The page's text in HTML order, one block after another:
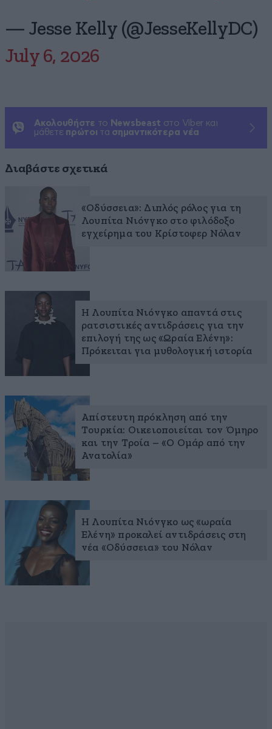
— Jesse Kelly (@JesseKellyDC)
July 6, 2026
Ακολουθήστε το Newsbeast στο Viber και
μάθετε πρώτοι τα σημαντικότερα νέα
Διαβάστε σχετικά
«Οδύσσεια»: Διπλός ρόλος για τη
Λουπίτα Νιόνγκο στο φιλόδοξο
εγχείρημα του Κρίστοφερ Νόλαν
Η Λουπίτα Νιόνγκο απαντά στις
ρατσιστικές αντιδράσεις για την
επιλογή της ως «Ωραία Ελένη»:
Πρόκειται για μυθολογική ιστορία
Απίστευτη πρόκληση από την
Τουρκία: Οικειοποιείται τον Όμηρο
και την Τροία – «Ο Ομάρ από την
Ανατολία»
Η Λουπίτα Νιόνγκο ως «ωραία
Ελένη» προκαλεί αντιδράσεις στη
νέα «Οδύσσεια» του Νόλαν